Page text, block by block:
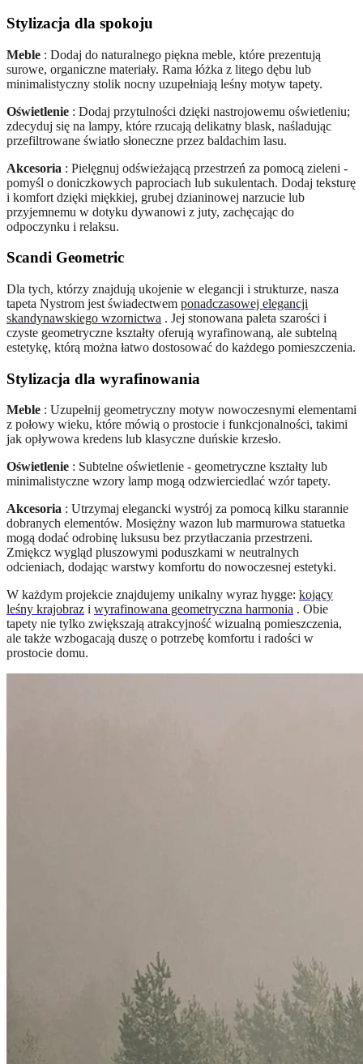
Stylizacja dla spokoju
Meble : Dodaj do naturalnego piękna meble, które prezentują
surowe, organiczne materiały. Rama łóżka z litego dębu lub
minimalistyczny stolik nocny uzupełniają leśny motyw tapety.
Oświetlenie : Dodaj przytulności dzięki nastrojowemu oświetleniu;
zdecyduj się na lampy, które rzucają delikatny blask, naśladując
przefiltrowane światło słoneczne przez baldachim lasu.
Akcesoria : Pielęgnuj odświeżającą przestrzeń za pomocą zieleni -
pomyśl o doniczkowych paprociach lub sukulentach. Dodaj teksturę
i komfort dzięki miękkiej, grubej dzianinowej narzucie lub
przyjemnemu w dotyku dywanowi z juty, zachęcając do
odpoczynku i relaksu.
Scandi Geometric
Dla tych, którzy znajdują ukojenie w elegancji i strukturze, nasza
tapeta Nystrom jest świadectwem ponadczasowej elegancji
skandynawskiego wzornictwa . Jej stonowana paleta szarości i
czyste geometryczne kształty oferują wyrafinowaną, ale subtelną
estetykę, którą można łatwo dostosować do każdego pomieszczenia.
Stylizacja dla wyrafinowania
Meble : Uzupełnij geometryczny motyw nowoczesnymi elementami
z połowy wieku, które mówią o prostocie i funkcjonalności, takimi
jak opływowa kredens lub klasyczne duńskie krzesło.
Oświetlenie : Subtelne oświetlenie - geometryczne kształty lub
minimalistyczne wzory lamp mogą odzwierciedlać wzór tapety.
Akcesoria : Utrzymaj elegancki wystrój za pomocą kilku starannie
dobranych elementów. Mosiężny wazon lub marmurowa statuetka
mogą dodać odrobinę luksusu bez przytłaczania przestrzeni.
Zmiękcz wygląd pluszowymi poduszkami w neutralnych
odcieniach, dodając warstwy komfortu do nowoczesnej estetyki.
W każdym projekcie znajdujemy unikalny wyraz hygge: kojący
leśny krajobraz i wyrafinowana geometryczna harmonia . Obie
tapety nie tylko zwiększają atrakcyjność wizualną pomieszczenia,
ale także wzbogacają duszę o potrzebę komfortu i radości w
prostocie domu.